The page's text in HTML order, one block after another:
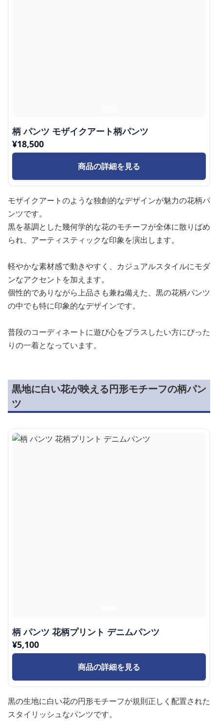
柄 パンツ モザイクアート柄パンツ
¥18,500
商品の詳細を見る
モザイクアートのような独創的なデザインが魅力の花柄パ
ンツです。
黒を基調とした幾何学的な花のモチーフが全体に散りばめ
られ、アーティスティックな印象を演出します。
軽やかな素材感で動きやすく、カジュアルスタイルにモダ
ンなアクセントを加えます。
個性的でありながら上品さも兼ね備えた、黒の花柄パンツ
の中でも特に印象的なデザインです。
普段のコーディネートに遊び心をプラスしたい方にぴった
りの一着となっています。
黒地に白い花が映える円形モチーフの柄パン
ツ
柄 パンツ 花柄プリント デニムパンツ
¥5,100
商品の詳細を見る
黒の生地に白い花の円形モチーフが規則正しく配置された
スタイリッシュなパンツです。